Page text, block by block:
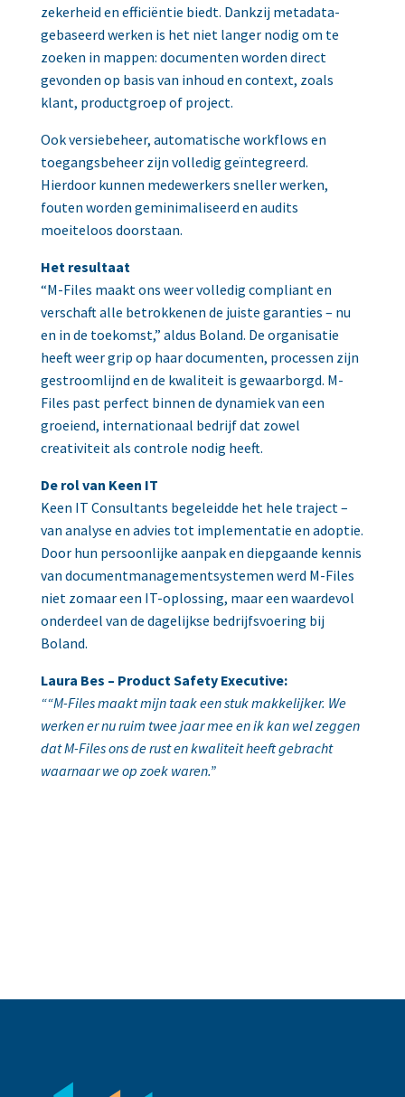
zekerheid en efficiëntie biedt. Dankzij metadata-
gebaseerd werken is het niet langer nodig om te
zoeken in mappen: documenten worden direct
gevonden op basis van inhoud en context, zoals
klant, productgroep of project.
Ook versiebeheer, automatische workflows en
toegangsbeheer zijn volledig geïntegreerd.
Hierdoor kunnen medewerkers sneller werken,
fouten worden geminimaliseerd en audits
moeiteloos doorstaan.
Het resultaat
“M-Files maakt ons weer volledig compliant en
verschaft alle betrokkenen de juiste garanties – nu
en in de toekomst,” aldus Boland. De organisatie
heeft weer grip op haar documenten, processen zijn
gestroomlijnd en de kwaliteit is gewaarborgd. M-
Files past perfect binnen de dynamiek van een
groeiend, internationaal bedrijf dat zowel
creativiteit als controle nodig heeft.
De rol van Keen IT
Keen IT Consultants begeleidde het hele traject –
van analyse en advies tot implementatie en adoptie.
Door hun persoonlijke aanpak en diepgaande kennis
van documentmanagementsystemen werd M-Files
niet zomaar een IT-oplossing, maar een waardevol
onderdeel van de dagelijkse bedrijfsvoering bij
Boland.
Laura Bes – Product Safety Executive:
““M-Files maakt mijn taak een stuk makkelijker. We
werken er nu ruim twee jaar mee en ik kan wel zeggen
dat M-Files ons de rust en kwaliteit heeft gebracht
waarnaar we op zoek waren.”